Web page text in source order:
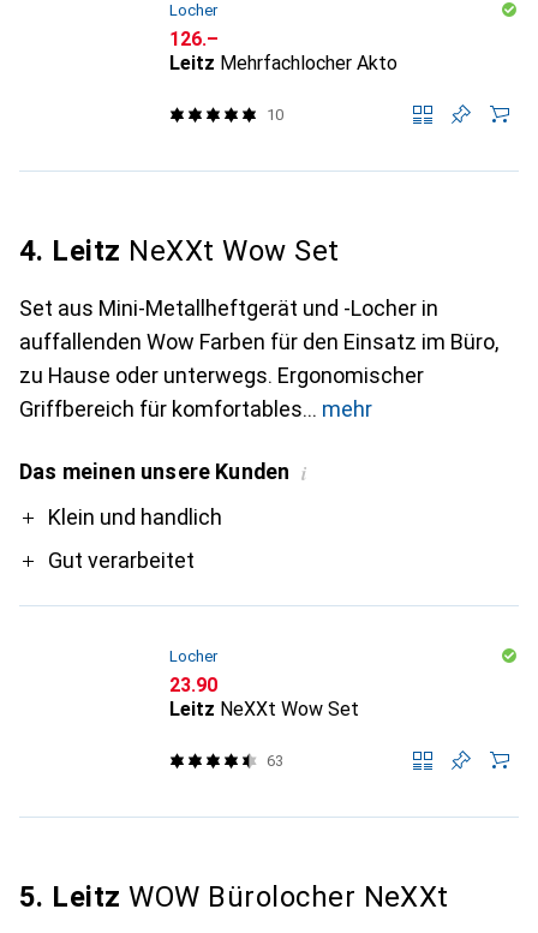
Locher
CHF
126.–
Leitz Mehrfachlocher Akto
10
4. Leitz NeXXt Wow Set
Set aus Mini-Metallheftgerät und -Locher in
auffallenden Wow Farben für den Einsatz im Büro,
zu Hause oder unterwegs. Ergonomischer
Griffbereich für komfortables
mehr
Das meinen unsere Kunden i
ProKlein und handlich
Gut verarbeitet
Locher
CHF
23.90
Leitz NeXXt Wow Set
63
5. Leitz WOW Bürolocher NeXXt